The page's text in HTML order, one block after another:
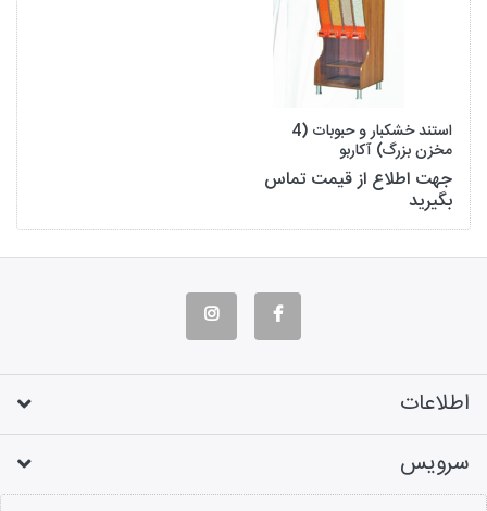
استند خشکبار و حبوبات (4
مخزن بزرگ) آکاربو
جهت اطلاع از قیمت تماس
بگیرید
اطلاعات
سرویس